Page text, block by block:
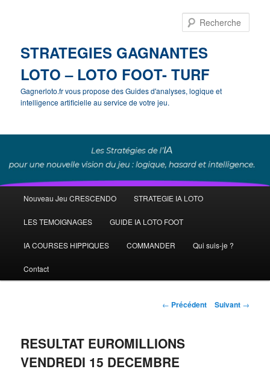
STRATEGIES GAGNANTES
LOTO – LOTO FOOT- TURF
Gagnerloto.fr vous propose des Guides d'analyses, logique et
intelligence artificielle au service de votre jeu.
principal
Aller
au
contenu
Nouveau Jeu CRESCENDO STRATEGIE IA LOTO
LES TEMOIGNAGES GUIDE IA LOTO FOOT
IA COURSES HIPPIQUES COMMANDER Qui suis-je ?
Contact
Navigation
← Précédent Suivant →
RESULTAT EUROMILLIONS
VENDREDI 15 DECEMBRE